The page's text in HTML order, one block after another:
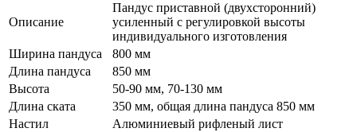
Описание
Пандус приставной (двухсторонний)
усиленный с регулировкой высоты
индивидуального изготовления
Ширина пандуса
800 мм
Длина пандуса
850 мм
Высота
50-90 мм, 70-130 мм
Длина ската
350 мм, общая длина пандуса 850 мм
Настил
Алюминиевый рифленый лист